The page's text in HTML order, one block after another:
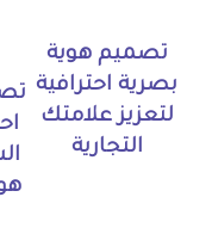
تصميم هوية
بصرية احترافية
لتعزيز علامتك
التجارية